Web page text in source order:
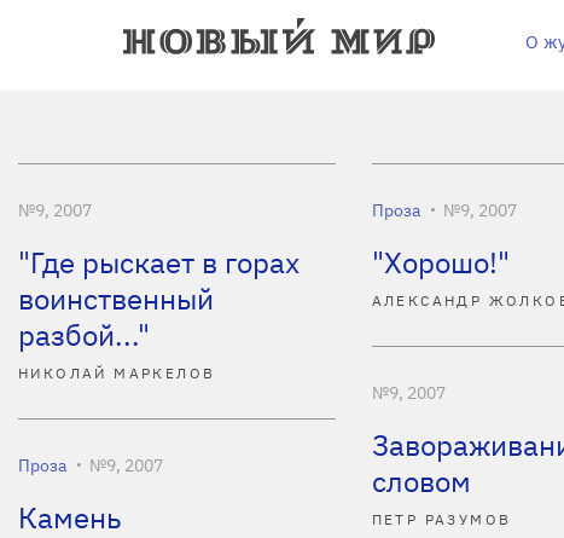
О
№9, 2007
"Где рыскает в горах
воинственный
разбой..."
НИКОЛАЙ МАРКЕЛОВ
Проза №9, 2007
"Хорошо!"
АЛЕКСАНДР
№9, 2007
словом
ПЕТР РАЗУМОВ
Проза №9, 2007
Камень